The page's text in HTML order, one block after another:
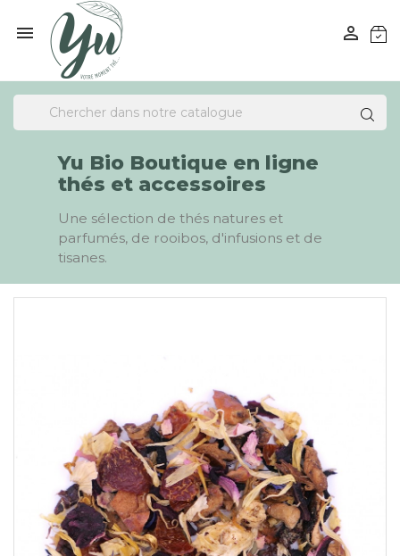
 
Yu Bio Boutique en ligne
thés et accessoires
Une sélection de thés natures et
parfumés, de rooibos, d'infusions et de
tisanes.